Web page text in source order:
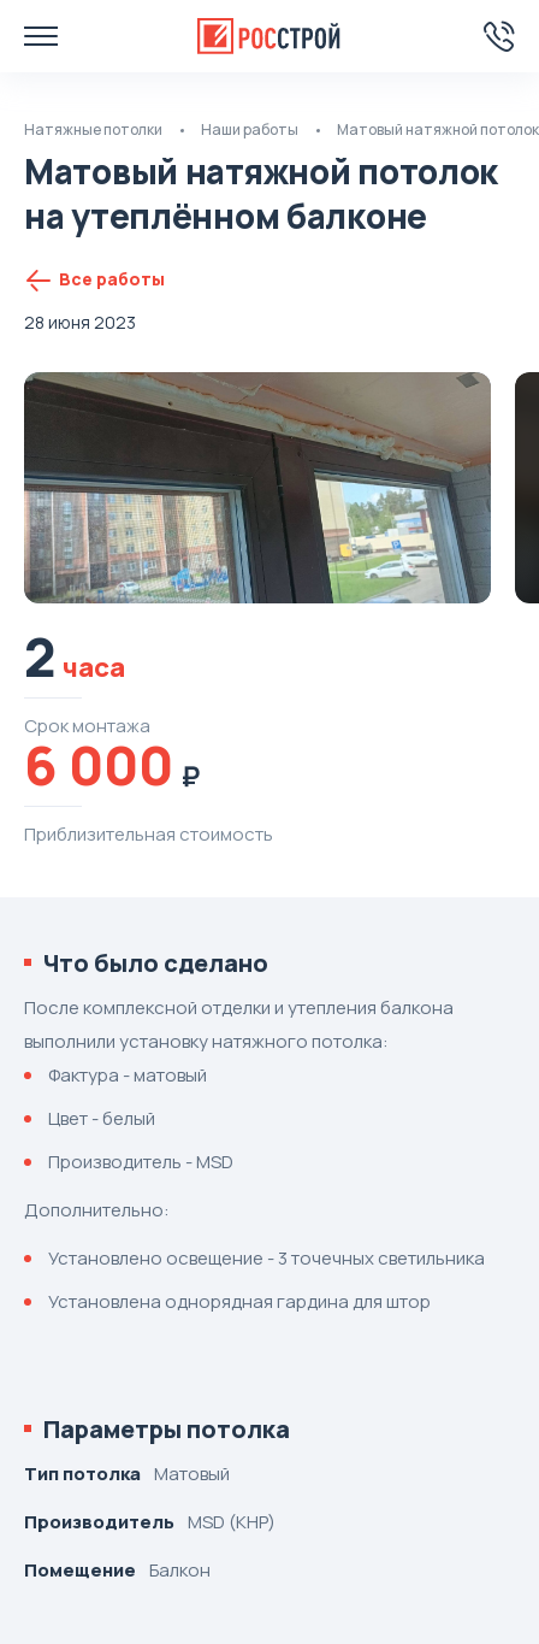
Натяжные потолки Наши работы Матовый натяжной
Матовый натяжной потолок
на утеплённом балконе
Все работы
28 июня 2023
2 часа
Срокмонтажа
6 000
Приблизительная стоимость
Что было сделано
После комплексной отделки и утепления балкона
выполнили установку натяжного потолка:
Фактура - матовый
Цвет - белый
Производитель - MSD
Дополнительно:
Установлено освещение - 3 точечных светильника
Установлена однорядная гардина для штор
Параметры потолка
Тип потолка Матовый
Производитель MSD (КНР)
Помещение Балкон